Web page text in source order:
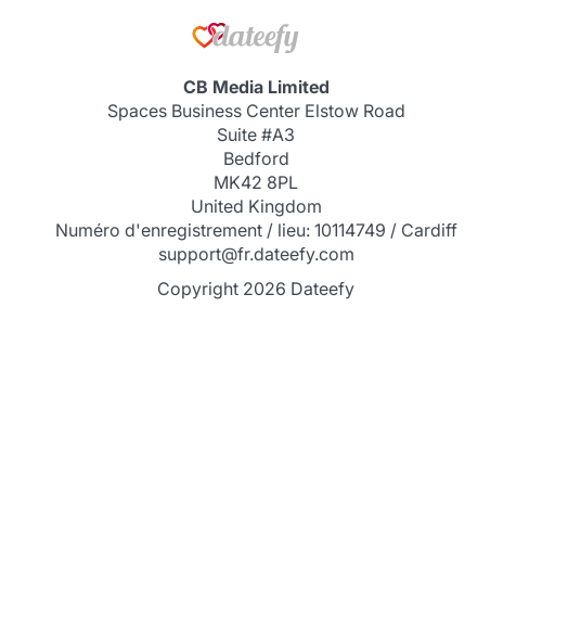
CB Media Limited
Spaces Business Center Elstow Road
Suite #A3
Bedford
MK42 8PL
United Kingdom
Numéro d'enregistrement / lieu: 10114749 / Cardiff
support@fr.dateefy.com
Copyright 2026 Dateefy